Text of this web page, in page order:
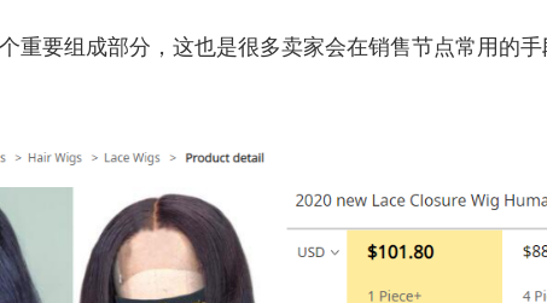
重要组成部分，这也是很多卖家会在销售节点常用的